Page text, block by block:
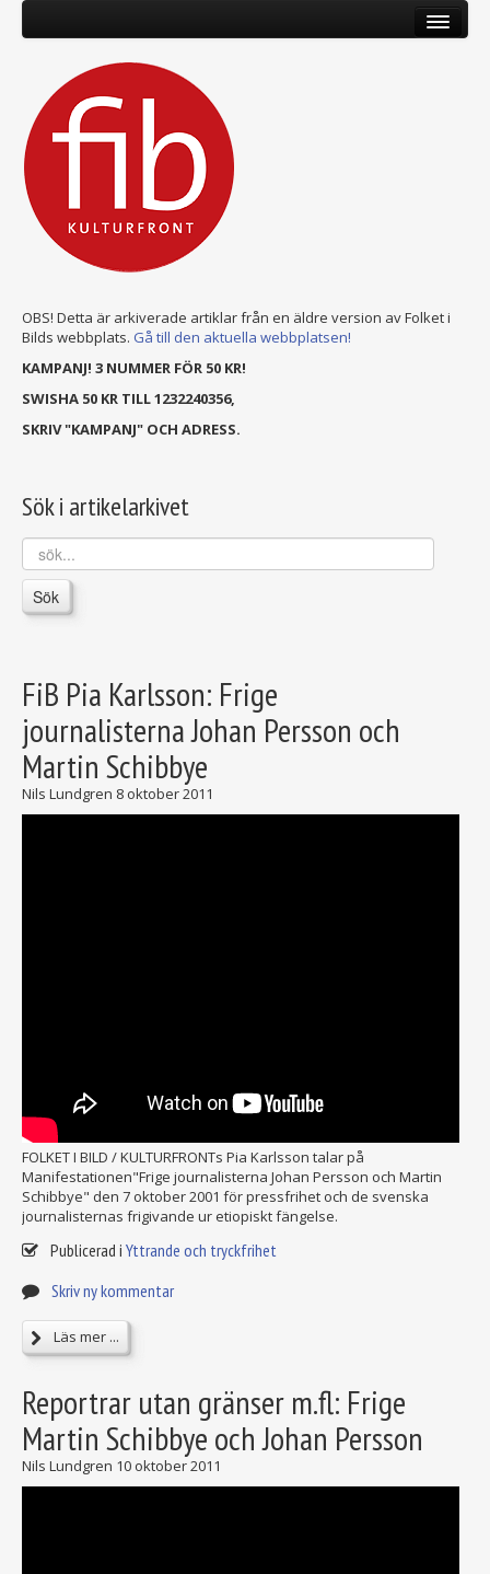
OBS! Detta är arkiverade artiklar från en äldre version av Folket i
Bilds webbplats. Gå till den aktuella webbplatsen!
KAMPANJ! 3 NUMMER FÖR 50 KR!
SWISHA 50 KR TILL 1232240356,
SKRIV "KAMPANJ" OCH ADRESS.
Sök i artikelarkivet
sök...
Sök
FiB Pia Karlsson: Frige
journalisterna Johan Persson och
Martin Schibbye
Nils Lundgren 8 oktober 2011
FOLKET I BILD / KULTURFRONTs Pia Karlsson talar på
Manifestationen"Frige journalisterna Johan Persson och Martin
Schibbye" den 7 oktober 2001 för pressfrihet och de svenska
journalisternas frigivande ur etiopiskt fängelse.
Publicerad i Yttrande och tryckfrihet
Skriv ny kommentar
Läs mer ...
Reportrar utan gränser m.fl: Frige
Martin Schibbye och Johan Persson
Nils Lundgren 10 oktober 2011